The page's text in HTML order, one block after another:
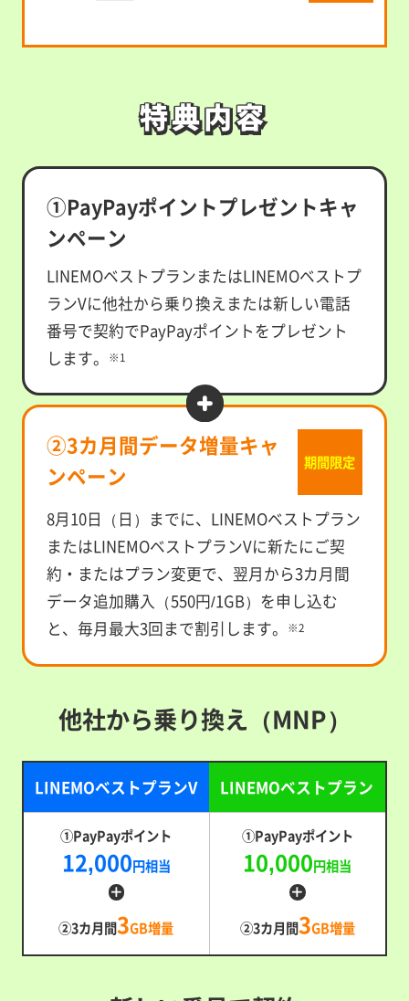
特典内容
特典内容
①PayPayポイントプレゼントキャ
ンペーン
LINEMOベストプランまたはLINEMOベストプ
ランVに他社から乗り換えまたは新しい電話
番号で契約でPayPayポイントをプレゼント
します。
※1
②3カ月間データ増量キャ
ンペーン
期間限定
8月10日（日）までに、LINEMOベストプラン
またはLINEMOベストプランVに新たにご契
約・またはプラン変更で、翌月から3カ月間
データ追加購入（550円/1GB）を申し込む
と、毎月最大3回まで割引します。
※2
他社から乗り換え（MNP）
LINEMOベストプランV LINEMOベストプラン
①PayPayポイント
12,000円相当
②3カ月間3GB増量
①PayPayポイント
10,000円相当
②3カ月間3GB増量